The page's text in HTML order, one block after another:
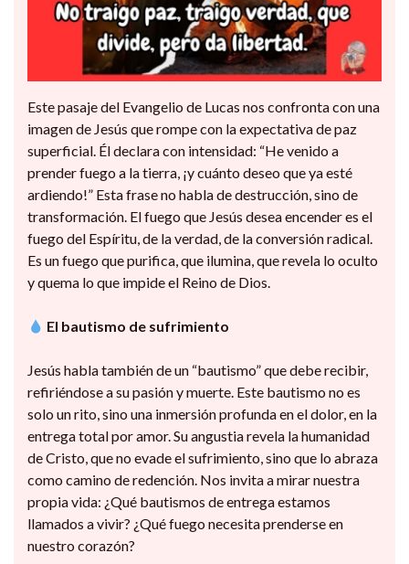
Este pasaje del Evangelio de Lucas nos confronta con una
imagen de Jesús que rompe con la expectativa de paz
superficial. Él declara con intensidad: “He venido a
prender fuego a la tierra, ¡y cuánto deseo que ya esté
ardiendo!” Esta frase no habla de destrucción, sino de
transformación. El fuego que Jesús desea encender es el
fuego del Espíritu, de la verdad, de la conversión radical.
Es un fuego que purifica, que ilumina, que revela lo oculto
y quema lo que impide el Reino de Dios.
El bautismo de sufrimiento
Jesús habla también de un “bautismo” que debe recibir,
refiriéndose a su pasión y muerte. Este bautismo no es
solo un rito, sino una inmersión profunda en el dolor, en la
entrega total por amor. Su angustia revela la humanidad
de Cristo, que no evade el sufrimiento, sino que lo abraza
como camino de redención. Nos invita a mirar nuestra
propia vida: ¿Qué bautismos de entrega estamos
llamados a vivir? ¿Qué fuego necesita prenderse en
nuestro corazón?